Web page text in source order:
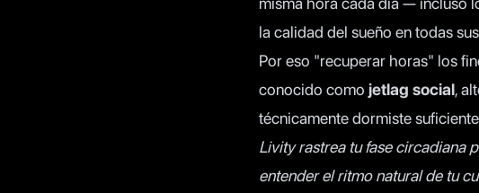
la calidad del sueño en todas
Por eso "recuperar horas" los
conocido como jetlag social,
técnicamente dormiste
Livity rastrea tu fase circadiana
entender el ritmo natural de tu